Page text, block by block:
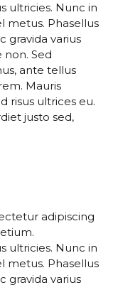
ultricies. Nunc in
metus. Phasellus
gravida varius
Sed
ante tellus
Mauris
risus ultrices eu.
justo sed,
adipiscing
ultricies. Nunc in
metus. Phasellus
gravida varius